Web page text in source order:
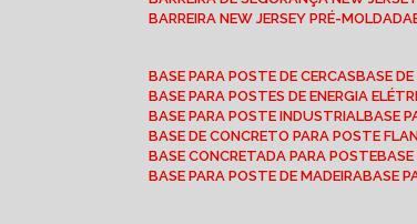
BARREIRA NEW JERSEY PRÉ-MOLDADA
BASE PARA POSTE DE CERCAS BASE
BASE PARA POSTES DE ENERGIA
BASE PARA POSTE INDUSTRIAL BASE
BASE DE CONCRETO PARA POSTE
BASE CONCRETADA PARA POSTE
BASE PARA POSTE DE MADEIRA BASE